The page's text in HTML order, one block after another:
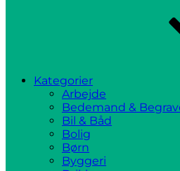
Kategorier
Arbejde
Bedemand &
Bil & Båd
Bolig
Børn
Byggeri